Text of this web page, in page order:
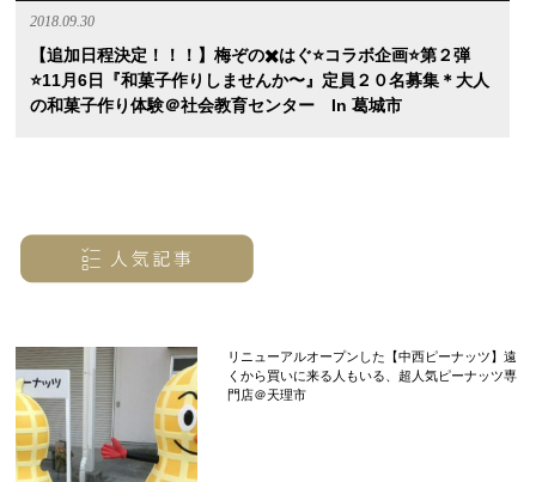
2018.09.30
【追加日程決定！！！】梅ぞの✖️はぐ⭐️コラボ企画⭐️第２弾
⭐️11月6日『和菓子作りしませんか〜』定員２０名募集＊大人
の和菓子作り体験＠社会教育センター In 葛城市
リニューアルオープンした【中西ピーナッツ】遠
くから買いに来る人もいる、超人気ピーナッツ専
門店＠天理市